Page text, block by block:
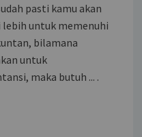
pasti kamu akan
untuk memenuhi
bilamana
untuk
maka butuh ... .